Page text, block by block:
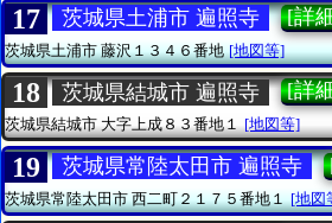
17 茨城県土浦市 遍照寺 [詳
茨城県土浦市藤沢１３４６番地 [地図等]
18 茨城県結城市 遍照寺 [詳
茨城県結城市大字上成８３番地１ [地図等]
19 茨城県常陸太田市 遍照寺
茨城県常陸太田市西二町２１７５番地１ [地図